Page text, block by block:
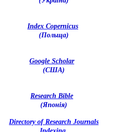
Index Copernicus
(Польща)
Google Scholar
(США)
Research Bible
(Японія)
Directory of Research Journals